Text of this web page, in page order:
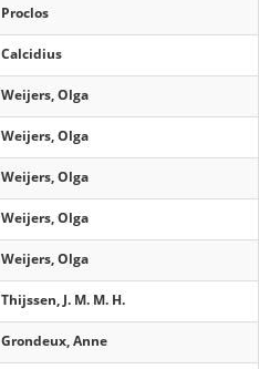
Proclos
Calcidius
Weijers, Olga
Weijers, Olga
Weijers, Olga
Weijers, Olga
Weijers, Olga
Thijssen, J. M. M. H.
Grondeux, Anne